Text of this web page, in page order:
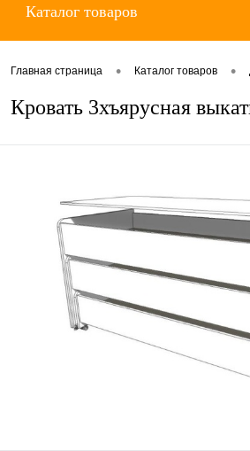
Каталог товаров
Главная страница • Каталог товаров •
Кровать 3хъярусная